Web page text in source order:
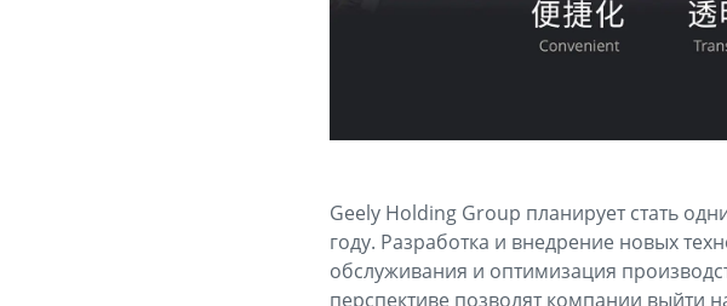
Geely Holding Group планирует стать
году. Разработка и внедрение новых
обслуживания и оптимизация
перспективе позволят компании выйти